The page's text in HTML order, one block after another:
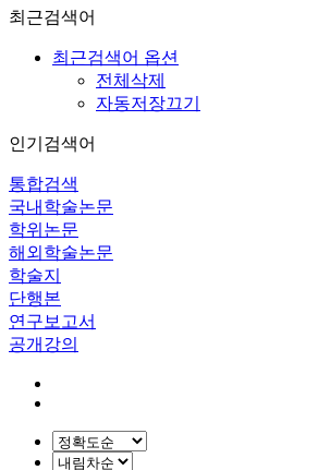
최근검색어
최근검색어 옵션
전체삭제
자동저장끄기
인기검색어
통합검색
국내학술논문
학위논문
해외학술논문
학술지
단행본
연구보고서
공개강의